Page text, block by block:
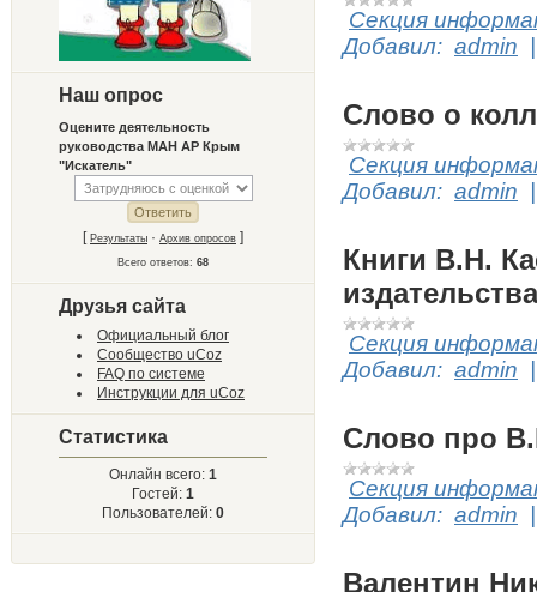
Наш опрос
Оцените деятельность
руководства МАН АР Крым
"Искатель"
[ Результаты · Архив опросов ]
Всего ответов: 68
Друзья сайта
Официальный блог
Сообщество uCoz
FAQ по системе
Инструкции для uCoz
Статистика
Онлайн всего: 1
Гостей: 1
Пользователей: 0
Секция
Добавил: admin
Слово о
Секция
Добавил: admin
Книги В.Н.
Секция
Добавил: admin
Слово про
Секция
Добавил: admin
Валентин